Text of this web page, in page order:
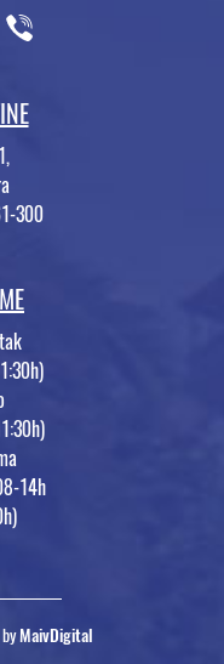
300
14h
MaivDigital